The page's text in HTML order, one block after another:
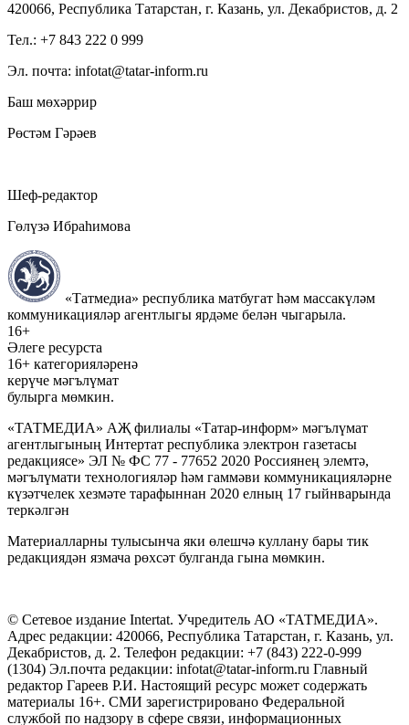
420066, Республика Татарстан, г. Казань, ул. Декабристов, д. 2
Тел.: +7 843 222 0 999
Эл. почта: infotat@tatar-inform.ru
Баш мөхәррир
Рөстәм Гәрәев
Шеф-редактор
Гөлүзә Ибраһимова
«Татмедиа» республика матбугат һәм массакүләм
коммуникацияләр агентлыгы ярдәме белән чыгарыла.
16+
Әлеге ресурста
16+ категорияләренә
керүче мәгълүмат
булырга мөмкин.
«ТАТМЕДИА» АҖ филиалы «Татар-информ» мәгълүмат
агентлыгының Интертат республика электрон газетасы
редакциясе» ЭЛ № ФС 77 - 77652 2020 Россиянең элемтә,
мәгълүмати технологияләр һәм гаммәви коммуникацияләрне
күзәтчелек хезмәте тарафыннан 2020 елның 17 гыйнварында
теркәлгән
Материалларны тулысынча яки өлешчә куллану бары тик
редакциядән язмача рөхсәт булганда гына мөмкин.
© Сетевое издание Intertat. Учредитель АО «ТАТМЕДИА».
Адрес редакции: 420066, Республика Татарстан, г. Казань, ул.
Декабристов, д. 2. Телефон редакции: +7 (843) 222-0-999
(1304) Эл.почта редакции: infotat@tatar-inform.ru Главный
редактор Гареев Р.И. Настоящий ресурс может содержать
материалы 16+. СМИ зарегистрировано Федеральной
службой по надзору в сфере связи, информационных